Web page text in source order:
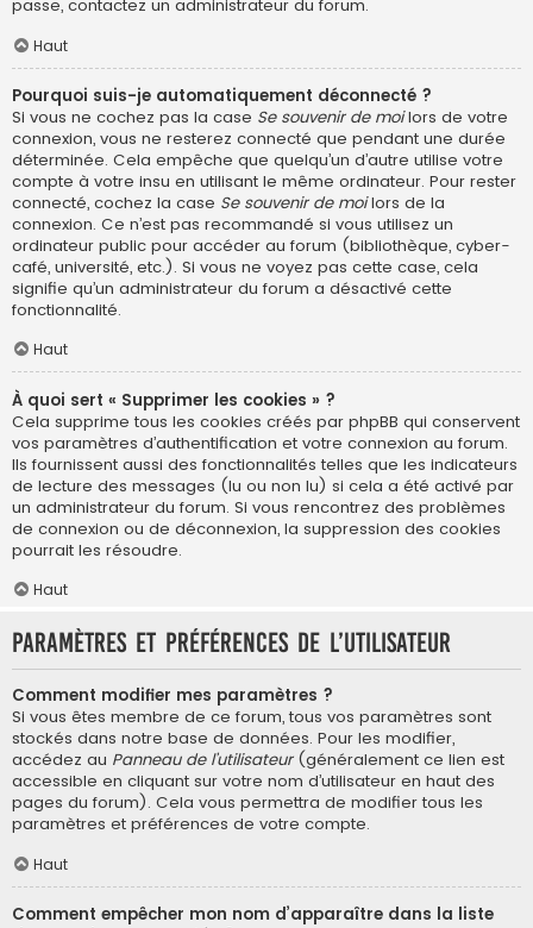
passe, contactez un administrateur du forum.
Haut
Pourquoi suis-je automatiquement déconnecté ?
Si vous ne cochez pas la case Se souvenir de moilors de votre
connexion, vous ne resterez connecté que pendant une durée
déterminée. Cela empêche que quelqu’un d’autre utilise votre
compte à votre insu en utilisant le même ordinateur. Pour rester
connecté, cochez la case Se souvenir de moilors de la
connexion. Ce n’est pas recommandé si vous utilisez un
ordinateur public pour accéder au forum (bibliothèque, cyber-
café, université, etc.). Si vous ne voyez pas cette case, cela
signifie qu’un administrateur du forum a désactivé cette
fonctionnalité.
Haut
À quoi sert « Supprimer les cookies » ?
Cela supprime tous les cookies créés par phpBB qui conservent
vos paramètres d’authentification et votre connexion au forum.
Ils fournissent aussi des fonctionnalités telles que les indicateurs
de lecture des messages (lu ou non lu) si cela a été activé par
un administrateur du forum. Si vous rencontrez des problèmes
de connexion ou de déconnexion, la suppression des cookies
pourrait les résoudre.
Haut
Paramètres et préférences de l’utilisateur
Comment modifier mes paramètres ?
Si vous êtes membre de ce forum, tous vos paramètres sont
stockés dans notre base de données. Pour les modifier,
accédez au Panneau de l’utilisateur(généralement ce lien est
accessible en cliquant sur votre nom d’utilisateur en haut des
pages du forum). Cela vous permettra de modifier tous les
paramètres et préférences de votre compte.
Haut
Comment empêcher mon nom d’apparaître dans la liste